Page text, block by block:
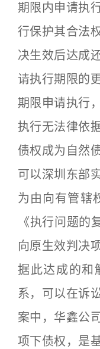
期限内申请执
行保护其合法
决生效后达成
请执行期限的
期限申请执行
执行无法律依
债权成为自然
可以深圳东部
为由向有管辖
《执行问题的
向原生效判决
据此达成的和
系，可以在诉
案中，华鑫公
项下债权，是